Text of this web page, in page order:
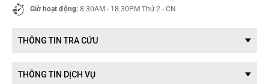
Giờ hoạt động: 8:30AM - 18:30PM Thứ 2 - CN
THÔNG TIN TRA CỨU
THÔNG TIN DỊCH VỤ